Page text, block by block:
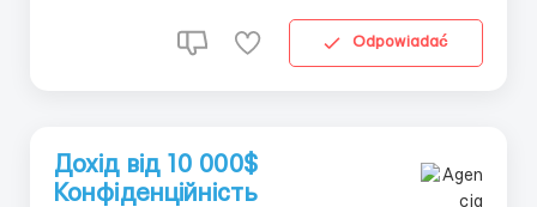
Odpowiadać
Дохід від 10 000$
Конфіденційність